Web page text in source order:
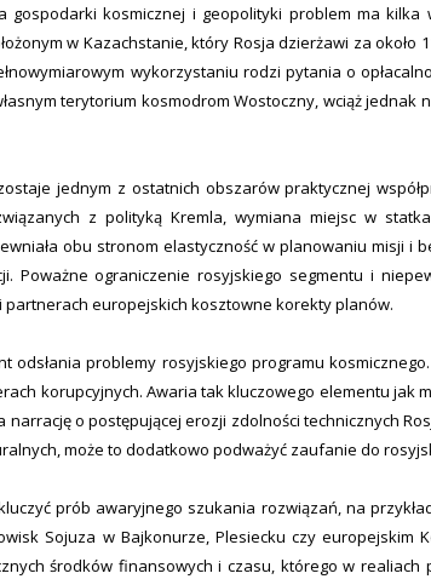
gospodarki kosmicznej i geopolityki problem ma kilka
w Kazachstanie, który Rosja dzierżawi za około
wykorzystaniu rodzi pytania o
terytorium kosmodrom Wostoczny, wciąż
jednym z ostatnich obszarów praktycznej
z polityką Kremla, wymiana miejsc w
obu stronom elastyczność w planowaniu misji i
Poważne ograniczenie rosyjskiego segmentu i
partnerach europejskich kosztowne korekty planów.
odsłania problemy rosyjskiego programu
korupcyjnych. Awaria tak kluczowego elementu jak
narrację o postępującej erozji zdolności technicznych
może to dodatkowo podważyć zaufanie do
prób awaryjnego szukania rozwiązań, na
Sojuza w Bajkonurze, Plesiecku czy europejskim
środków finansowych i czasu, którego w realiach